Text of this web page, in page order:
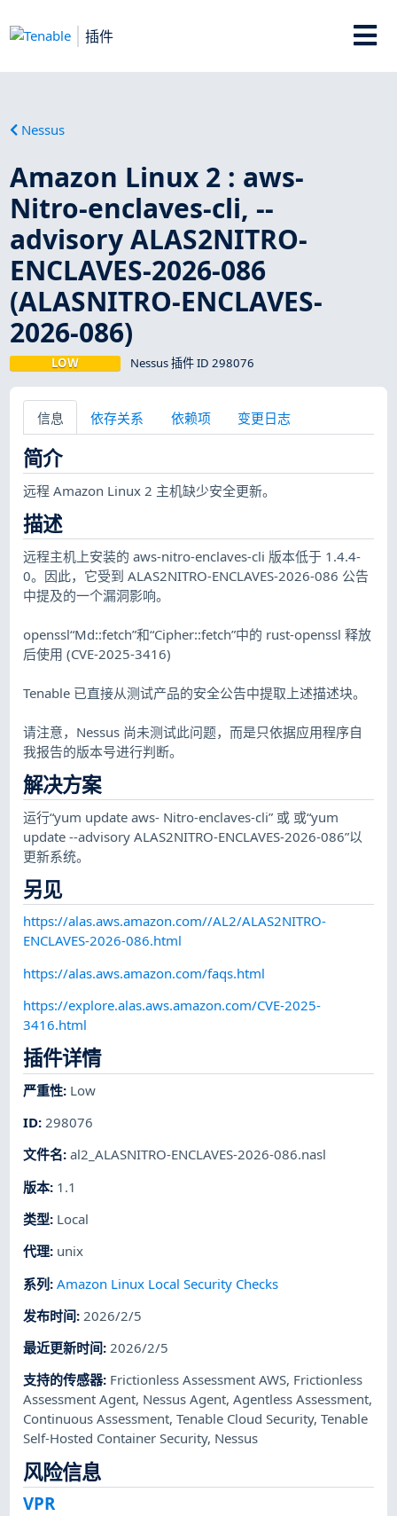
插件
Nessus
Amazon Linux 2 : aws-
Nitro-enclaves-cli, --
advisory ALAS2NITRO-
ENCLAVES-2026-086
(ALASNITRO-ENCLAVES-
2026-086)
LOW Nessus 插件 ID 298076
信息 依存关系 依赖项 变更日志
简介
远程 Amazon Linux 2 主机缺少安全更新。
描述
远程主机上安装的 aws-nitro-enclaves-cli 版本低于 1.4.4-
0。因此，它受到 ALAS2NITRO-ENCLAVES-2026-086 公告
中提及的一个漏洞影响。
openssl“Md::fetch”和“Cipher::fetch”中的 rust-openssl 释放
后使用 (CVE-2025-3416)
Tenable 已直接从测试产品的安全公告中提取上述描述块。
请注意，Nessus 尚未测试此问题，而是只依据应用程序自
我报告的版本号进行判断。
解决方案
运行“yum update aws- Nitro-enclaves-cli” 或 或“yum
update --advisory ALAS2NITRO-ENCLAVES-2026-086”以
更新系统。
另见
https://alas.aws.amazon.com//AL2/ALAS2NITRO-
ENCLAVES-2026-086.html
https://alas.aws.amazon.com/faqs.html
https://explore.alas.aws.amazon.com/CVE-2025-
3416.html
插件详情
严重性: Low
ID:298076
文件名:al2_ALASNITRO-ENCLAVES-2026-086.nasl
版本: 1.1
类型: Local
代理: unix
系列:Amazon Linux Local Security Checks
发布时间: 2026/2/5
最近更新时间:2026/2/5
支持的传感器: Frictionless Assessment AWS, Frictionless
Assessment Agent, Nessus Agent,Agentless Assessment,
Continuous Assessment,Tenable Cloud Security,Tenable
Self-Hosted Container Security, Nessus
风险信息
VPR